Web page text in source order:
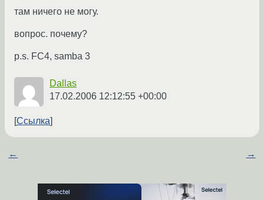
там ничего не могу.
вопрос. почему?
p.s. FC4, samba 3
Dallas
17.02.2006 12:12:55 +00:00
Ссылка
← →